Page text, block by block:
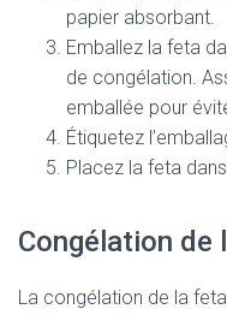
papier absorbant.
Emballez la feta
de congélation.
emballée pour
Étiquetez
Placez la feta
Congélation de
La congélation de la